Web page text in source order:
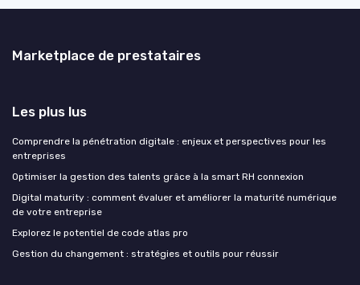
Marketplace de prestataires
Les plus lus
Comprendre la pénétration digitale : enjeux et perspectives pour les
entreprises
Optimiser la gestion des talents grâce à la smart RH connexion
Digital maturity : comment évaluer et améliorer la maturité numérique
de votre entreprise
Explorez le potentiel de code atlas pro
Gestion du changement : stratégies et outils pour réussir